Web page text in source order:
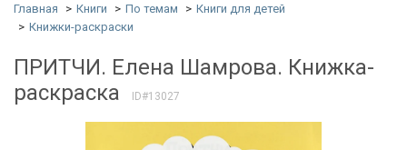
Главная Книги По темам
Книги для детей
Книжки-раскраски
ПРИТЧИ. Елена Шамрова. Книжка-
раскраска
ID#13027